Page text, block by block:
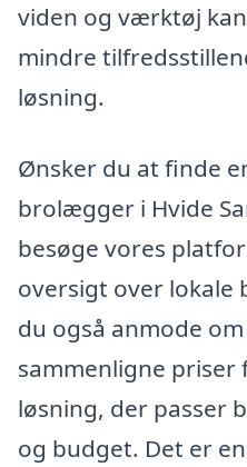
viden og værktøj
mindre
løsning.
Ønsker du at finde
brolægger i Hvide
besøge vores
oversigt over lokale
du også anmode
sammenligne priser
løsning, der passer
og budget. Det er